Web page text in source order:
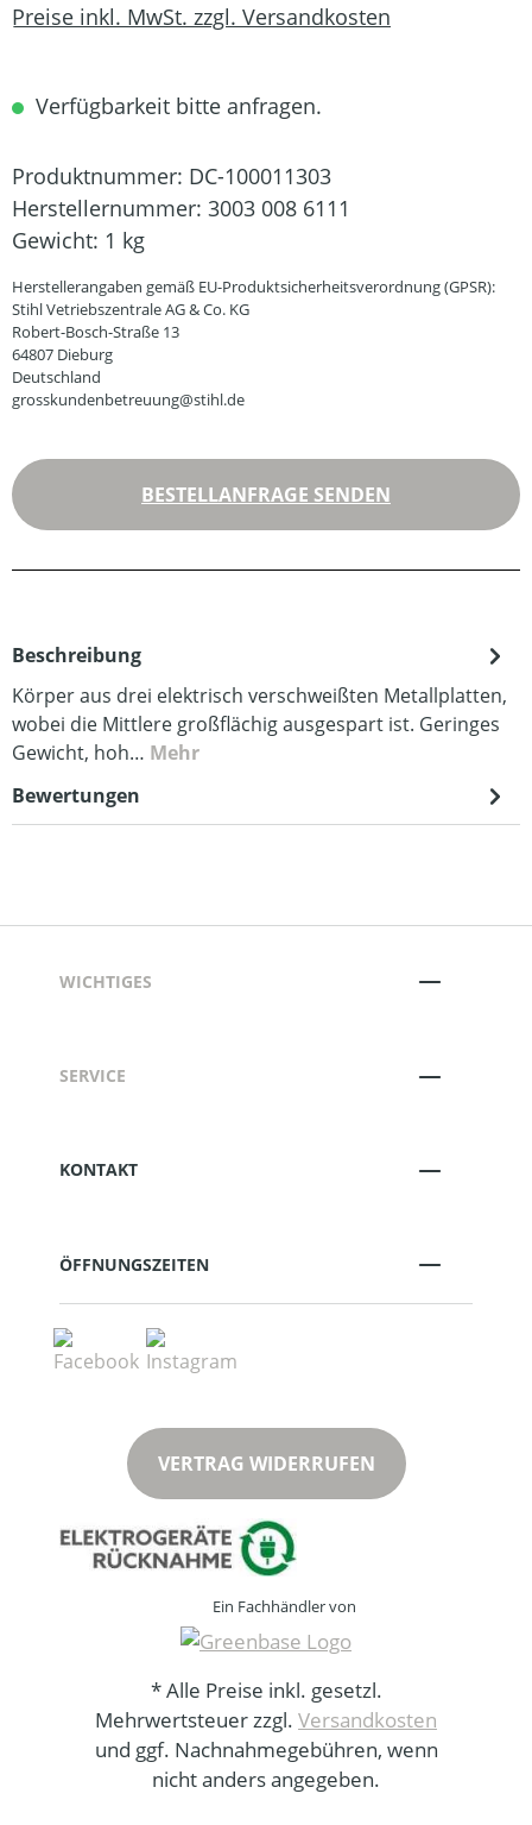
Preise inkl. MwSt. zzgl. Versandkosten
Verfügbarkeit bitte anfragen.
Produktnummer: DC-100011303
Herstellernummer: 3003 008 6111
Gewicht: 1 kg
Herstellerangaben gemäß EU-Produktsicherheitsverordnung (GPSR):
Stihl Vetriebszentrale AG & Co. KG
Robert-Bosch-Straße 13
64807 Dieburg
Deutschland
grosskundenbetreuung@stihl.de
BESTELLANFRAGE SENDEN
Beschreibung
Körper aus drei elektrisch verschweißten Metallplatten,
wobei die Mittlere großflächig ausgespart ist. Geringes
Gewicht, hoh… Mehr
Bewertungen
WICHTIGES
SERVICE
KONTAKT
ÖFFNUNGSZEITEN
VERTRAG WIDERRUFEN
Ein Fachhändler von
* Alle Preise inkl. gesetzl.
Mehrwertsteuer zzgl. Versandkosten
und ggf. Nachnahmegebühren, wenn
nicht anders angegeben.